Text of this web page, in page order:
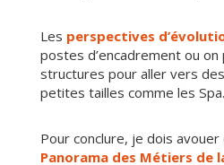
Les perspectives
postes d’encadrement ou
structures pour aller vers
petites tailles comme les Spa.
Pour conclure, je dois avouer
Panorama des Métiers de